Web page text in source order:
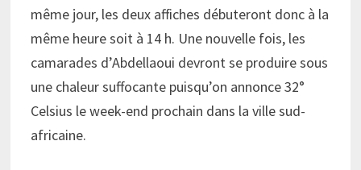
même jour, les deux affiches débuteront donc à la
même heure soit à 14 h. Une nouvelle fois, les
camarades d’Abdellaoui devront se produire sous
une chaleur suffocante puisqu’on annonce 32°
Celsius le week-end prochain dans la ville sud-
africaine.